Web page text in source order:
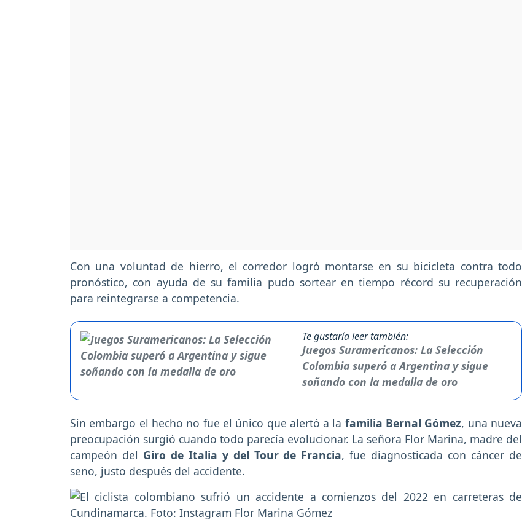
Con una voluntad de hierro, el corredor logró montarse en su bicicleta contra todo
pronóstico, con ayuda de su familia pudo sortear en tiempo récord su recuperación
para reintegrarse a competencia.
Te gustaría leer también:
Juegos Suramericanos: La Selección
Colombia superó a Argentina y sigue
soñando con la medalla de oro
Sin embargo el hecho no fue el único que alertó a la familia Bernal Gómez, una nueva
preocupación surgió cuando todo parecía evolucionar. La señora Flor Marina, madre del
campeón del Giro de Italia y del Tour de Francia, fue diagnosticada con cáncer de
seno, justo después del accidente.